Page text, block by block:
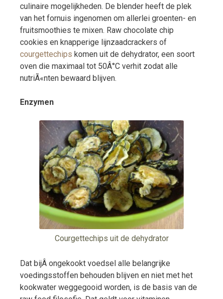
culinaire mogelijkheden. De blender heeft de plek
van het fornuis ingenomen om allerlei groenten- en
fruitsmoothies te mixen. Raw chocolate chip
cookies en knapperige lijnzaadcrackers of
courgettechips komen uit de dehydrator, een soort
oven die maximaal tot 50Â°C verhit zodat alle
nutriÃ«nten bewaard blijven.
Enzymen
Courgettechips uit de dehydrator
Dat bijÂ ongekookt voedsel alle belangrijke
voedingsstoffen behouden blijven en niet met het
kookwater weggegooid worden, is de basis van de